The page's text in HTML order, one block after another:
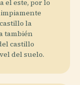
el este, por lo
la
también
castillo
del suelo.